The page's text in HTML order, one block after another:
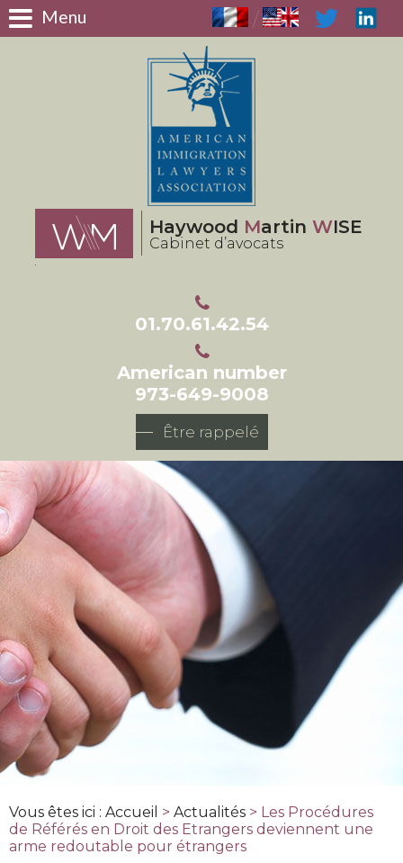
Menu
Haywood Martin WISE
Cabinet d’avocats
01.70.61.42.54
American number
973-649-9008
Être rappelé
/
Vous êtes ici : Accueil > Actualités > Les Procédures
de Référés en Droit des Etrangers deviennent une
arme redoutable pour étrangers
Panneau de gestion des cookies